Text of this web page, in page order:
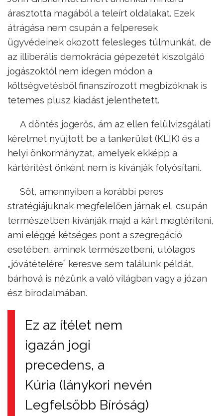
árasztotta magából a teleírt oldalakat. Ezek
átrágása nem csupán a felperesek
ügyvédeinek okozott felesleges túlmunkát, de
az illiberális demokrácia gépezetét kiszolgáló
jogászoktól nem idegen módon a
költségvetésből finanszírozott megbízóknak is
tetemes plusz kiadást jelenthetett.
A döntés jogerős, ám az ellen felülvizsgálati
kérelmet nyújtott be a tankerület (KLIK) és a
helyi önkormányzat, amelyek ekképp a
kártérítést önként nem is kívánják folyósítani.
Sőt, amennyiben a korábbi peres
stratégiájuknak megfelelően járnak el, csupán
természetben kívánják majd a kárt megtéríteni,
ami eléggé kétséges pont a szegregáció
esetében, aminek természetbeni, utólagos
„jóvátételére” keresve sem találunk példát,
bárhová is nézünk a való világban vagy a józan
ész birodalmában.
Ez az ítélet nem
igazán jogi
precedens, a
Kúria (lánykori nevén
Legfelsőbb Bíróság)